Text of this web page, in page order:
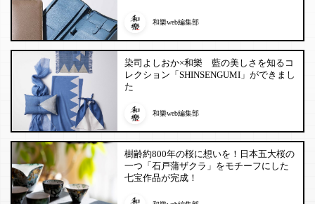
和樂web編集部
染司よしおか×和樂 藍の美しさを知るコ
レクション「SHINSENGUMI」ができまし
た
和樂web編集部
樹齢約800年の桜に想いを！日本五大桜の
一つ「石戸蒲ザクラ」をモチーフにした
七宝作品が完成！